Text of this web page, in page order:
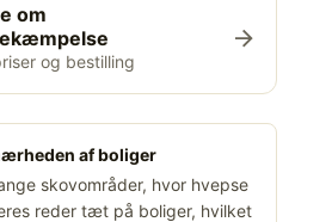
om
og bestilling
arrow_forward
af boliger
skovområder, hvor hvepse
reder tæt på boliger, hvilket